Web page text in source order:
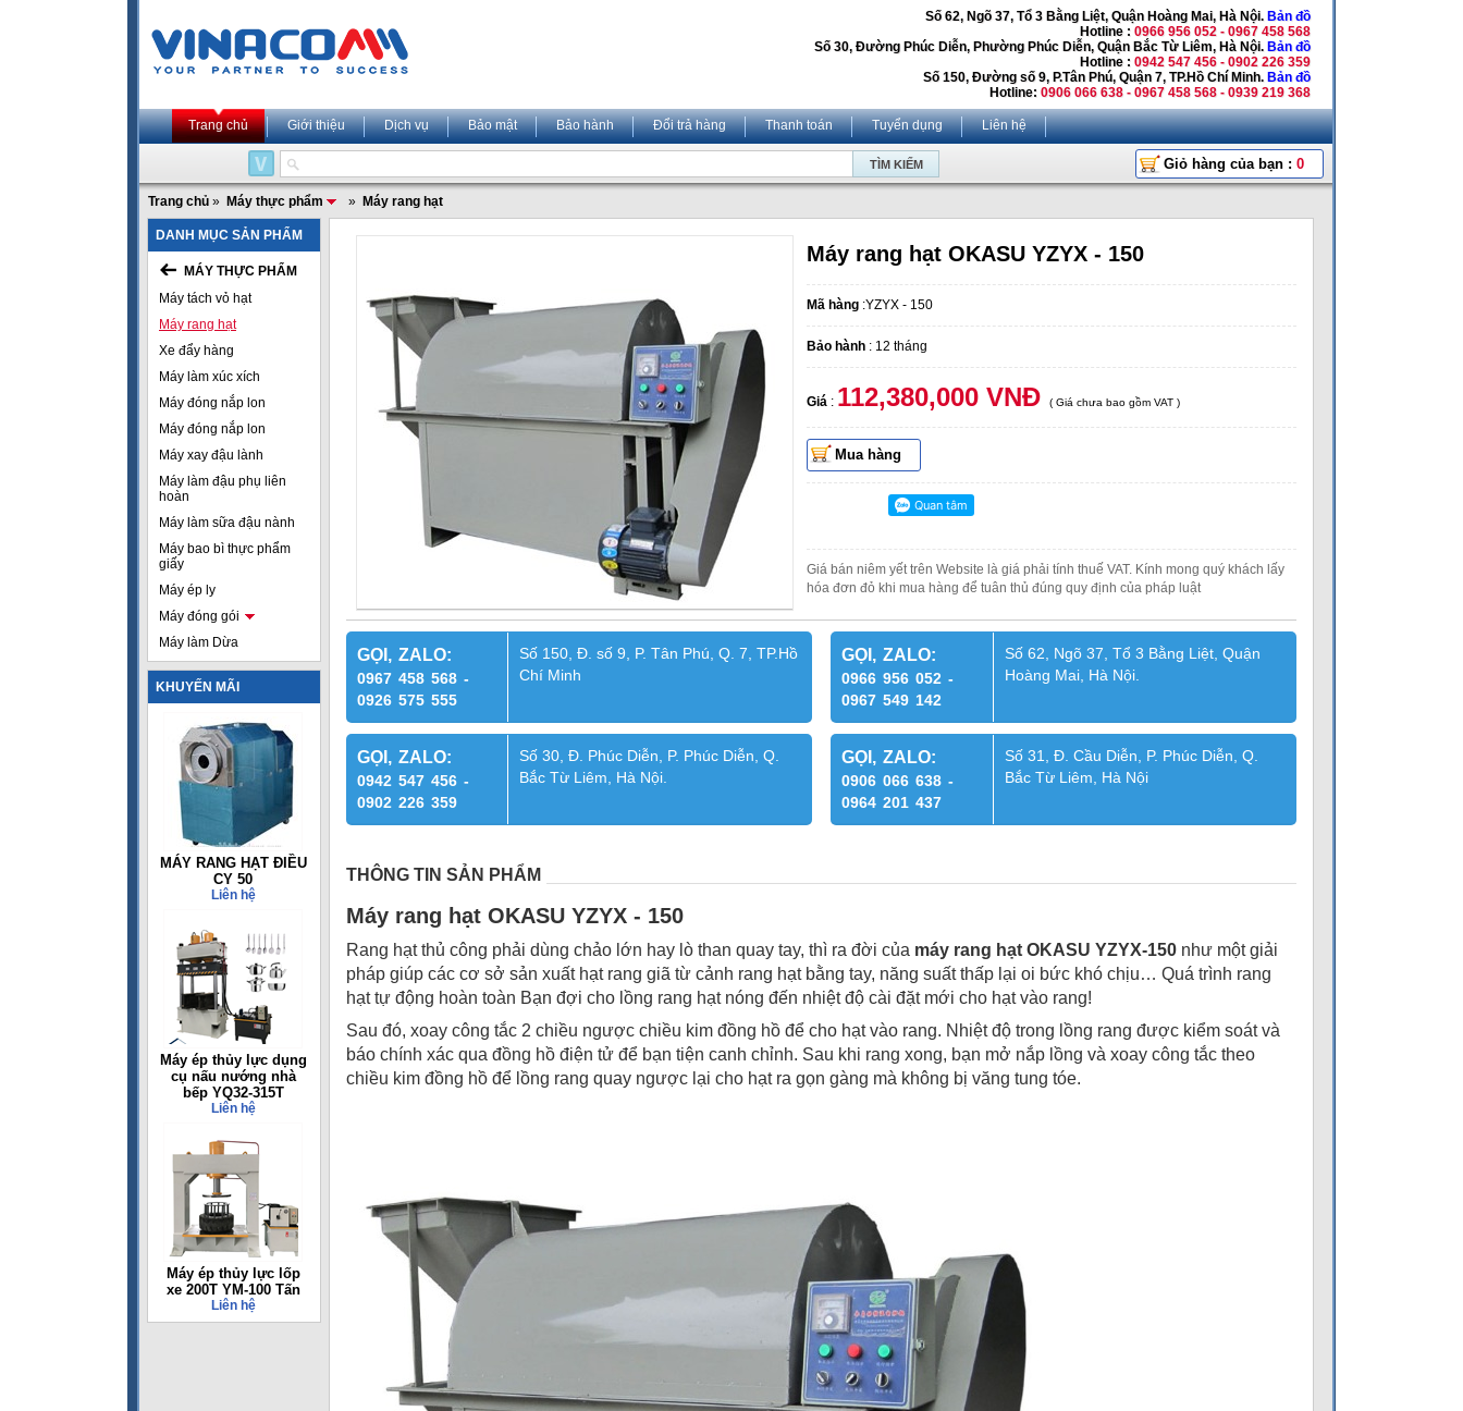
Số 62, Ngõ 37, Tổ 3 Bằng Liệt, Quận Hoàng Mai, Hà Nội. Bản đồ
Hotline : 0966 956 052 - 0967 458 568
Số 30, Đường Phúc Diễn, Phường Phúc Diễn, Quận Bắc Từ Liêm, Hà Nội. Bản đồ
Hotline : 0942 547 456 - 0902 226 359
Số 150, Đường số 9, P.Tân Phú, Quận 7, TP.Hồ Chí Minh. Bản đồ
Hotline: 0906 066 638 - 0967 458 568 - 0939 219 368
Trang chủ Giới thiệu Dịch vụ Bảo mật Bảo hành Đổi trả hàng Thanh toán Tuyển dụng Liên hệ
Giỏ hàng của bạn : 0
Trang chủ » Máy thực phẩm » Máy rang hạt
DANH MỤC SẢN PHẨM
MÁY THỰC PHẨM
Máy tách vỏ hạt
Máy rang hạt
Xe đẩy hàng
Máy làm xúc xích
Máy đóng nắp lon
Máy đóng nắp lon
Máy xay đậu lành
Máy làm đậu phụ liên
hoàn
Máy làm sữa đậu nành
Máy bao bì thực phẩm
giấy
Máy ép ly
Máy đóng gói
Máy làm Dừa
KHUYẾN MÃI
MÁY RANG HẠT ĐIỀU
CY 50
Liên hệ
Máy ép thủy lực dụng
cụ nấu nướng nhà
bếp YQ32-315T
Liên hệ
Máy ép thủy lực lốp
xe 200T YM-100 Tấn
Liên hệ
Máy rang hạt OKASU YZYX - 150
Mã hàng :YZYX - 150
Bảo hành : 12 tháng
Giá : 112,380,000 VNĐ ( Giá chưa bao gồm VAT )
Mua hàng
Giá bán niêm yết trên Website là giá phải tính thuế VAT. Kính mong quý khách lấy
hóa đơn đỏ khi mua hàng để tuân thủ đúng quy định của pháp luật
GỌI, ZALO:
0967 458 568 -
0926 575 555
Số 150, Đ. số 9, P. Tân Phú, Q. 7, TP.Hồ
Chí Minh
GỌI, ZALO:
0966 956 052 -
0967 549 142
Số 62, Ngõ 37, Tổ 3 Bằng Liệt, Quận
Hoàng Mai, Hà Nội.
GỌI, ZALO:
0942 547 456 -
0902 226 359
Số 30, Đ. Phúc Diễn, P. Phúc Diễn, Q.
Bắc Từ Liêm, Hà Nội.
GỌI, ZALO:
0906 066 638 -
0964 201 437
Số 31, Đ. Cầu Diễn, P. Phúc Diễn, Q.
Bắc Từ Liêm, Hà Nội
THÔNG TIN SẢN PHẨM
Máy rang hạt OKASU YZYX - 150
Rang hạt thủ công phải dùng chảo lớn hay lò than quay tay, thì ra đời của máy rang hạt OKASU YZYX-150 như một giải
pháp giúp các cơ sở sản xuất hạt rang giã từ cảnh rang hạt bằng tay, năng suất thấp lại oi bức khó chịu… Quá trình rang
hạt tự động hoàn toàn Bạn đợi cho lồng rang hạt nóng đến nhiệt độ cài đặt mới cho hạt vào rang!
Sau đó, xoay công tắc 2 chiều ngược chiều kim đồng hồ để cho hạt vào rang. Nhiệt độ trong lồng rang được kiểm soát và
báo chính xác qua đồng hồ điện tử để bạn tiện canh chỉnh. Sau khi rang xong, bạn mở nắp lồng và xoay công tắc theo
chiều kim đồng hồ để lồng rang quay ngược lại cho hạt ra gọn gàng mà không bị văng tung tóe.